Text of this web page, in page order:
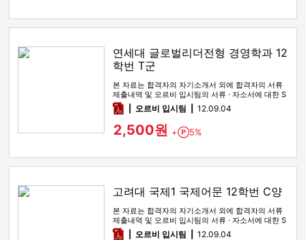
연세대 글로벌리더전형 경영학과 12
학번 T군
본 자료는 합격자의 자기소개서 외에 합격자의 서류
제출내역 및 오르비 입시팀의 서류 · 자소서에 대한 S
WOT 분석이 포함돼 …
pdf오르비 입시팀 12.09.04
2,500원 + Point
5%
고려대 국제1 국제어문 12학번 C양
본 자료는 합격자의 자기소개서 외에 합격자의 서류
제출내역 및 오르비 입시팀의 서류 · 자소서에 대한 S
WOT 분석이 포함돼 …
pdf오르비 입시팀 12.09.04